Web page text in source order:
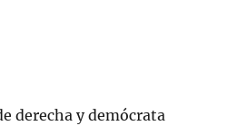
derecha y demócrata